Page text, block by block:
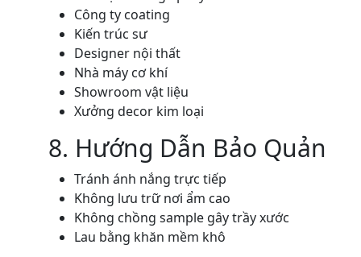
Công ty coating
Kiến trúc sư
Designer nội thất
Nhà máy cơ khí
Showroom vật liệu
Xưởng decor kim loại
8. Hướng Dẫn Bảo Quản
Tránh ánh nắng trực tiếp
Không lưu trữ nơi ẩm cao
Không chồng sample gây trầy xước
Lau bằng khăn mềm khô